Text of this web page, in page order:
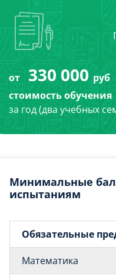
от 330 000 руб
стоимость обучения
за год (два учебных
Минимальные
испытаниям
Обязательные
Математика